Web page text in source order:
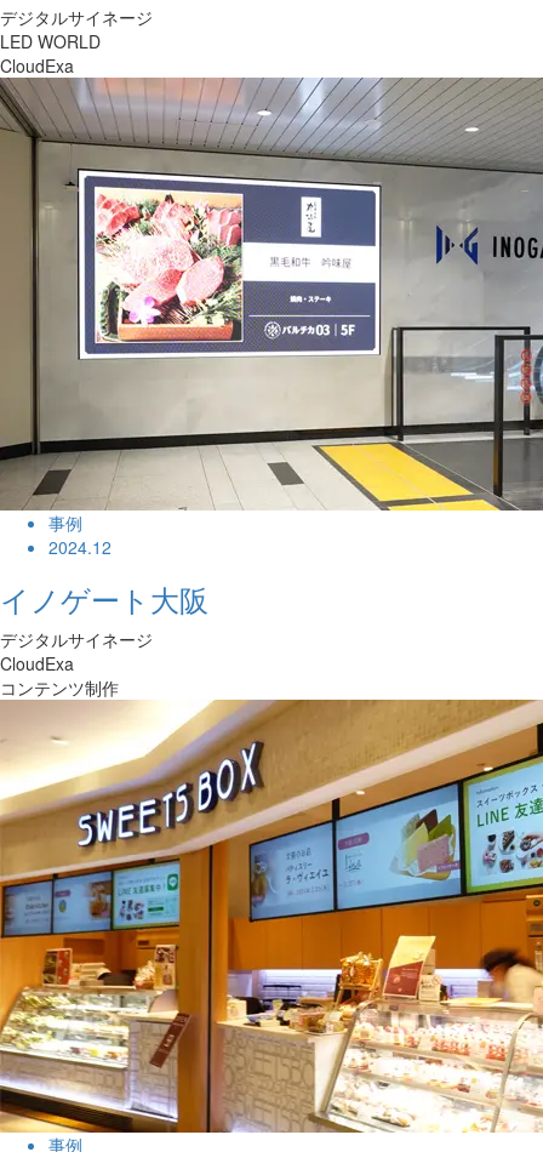
デジタルサイネージ
LED WORLD
CloudExa
事例
2024.12
イノゲート大阪
デジタルサイネージ
CloudExa
コンテンツ制作
事例